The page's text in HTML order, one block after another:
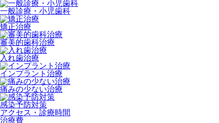
一般診療・小児歯科
矯正治療
審美的歯科治療
入れ歯治療
インプラント治療
痛みの少ない治療
感染予防対策
アクセス・診療時間
治療費